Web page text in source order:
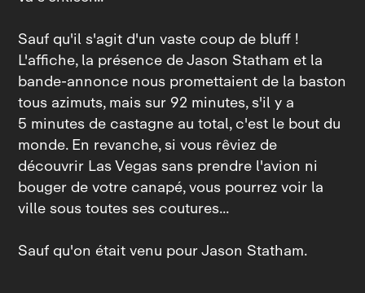
Sauf qu'il s'agit d'un vaste coup de bluff !
L'affiche, la présence de Jason Statham et la
bande-annonce nous promettaient de la baston
tous azimuts, mais sur 92 minutes, s'il y a
5 minutes de castagne au total, c'est le bout du
monde. En revanche, si vous rêviez de
découvrir Las Vegas sans prendre l'avion ni
bouger de votre canapé, vous pourrez voir la
ville sous toutes ses coutures...
Sauf qu'on était venu pour Jason Statham.